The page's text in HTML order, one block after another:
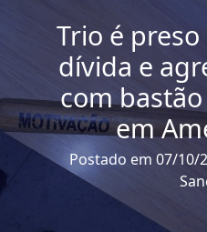
Trio é
dívida e
com
em
Postado em 07/10/